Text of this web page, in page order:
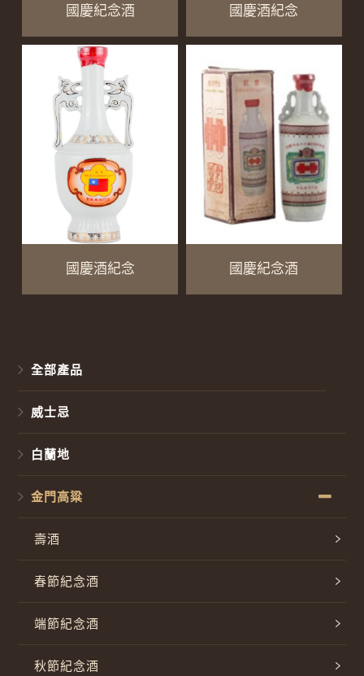
國慶紀念酒 國慶酒紀念
國慶酒紀念 國慶紀念酒
全部產品
威士忌
白蘭地
金門高粱
壽酒
春節紀念酒
端節紀念酒
秋節紀念酒